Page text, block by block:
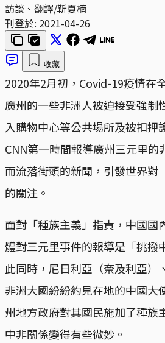
訪談、翻譯/靳夏楠
刊登於: 2021-04-26
收藏
2020年2月初，Covid-19疫情在
廣州的一些非洲人被迫接受強制
入購物中心等公共場所及被扣押
CNN第一時間報導廣州三元里的
而流落街頭的新聞，引發世界對
的關注。
面對「種族主義」指責，中國國
體對三元里事件的報導是「挑撥
此同時，尼日利亞（奈及利亞）
非洲大國紛紛約見在地的中國大
州地方政府對其國民施加了種族
中非關係變得有些微妙。